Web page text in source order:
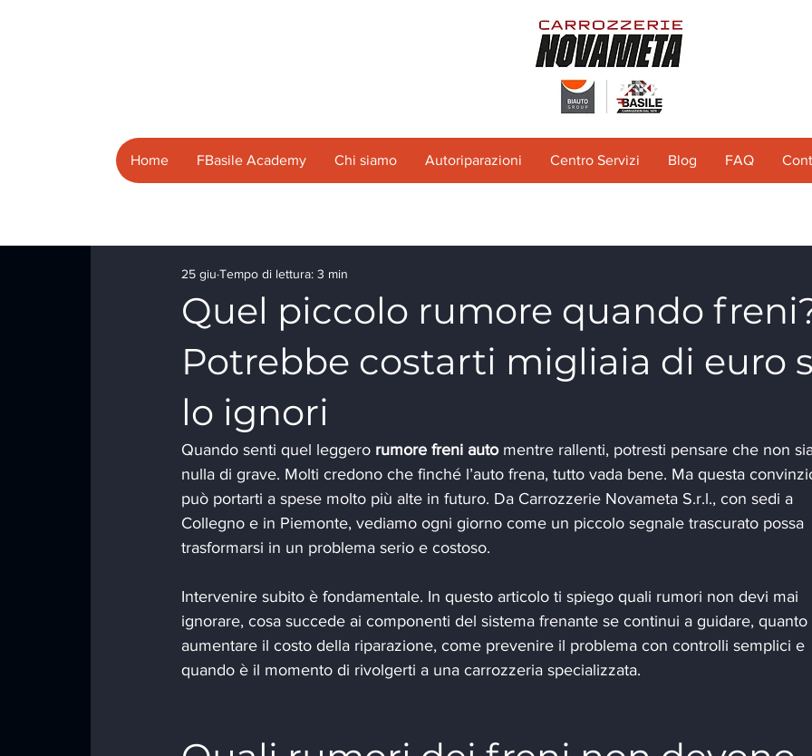
Home FBasile Academy Chi siamo Autoriparazioni Centro Servizi Blog FAQ
Quel piccolo rumore quando
Potrebbe costarti migliaia di euro
lo ignori
25 giu Tempo di lettura: 3 min
Quando senti quel leggero rumore freni auto mentre rallenti, potresti pensare che non
nulla di grave. Molti credono che finché l’auto frena, tutto vada bene. Ma questa
può portarti a spese molto più alte in futuro. Da Carrozzerie Novameta S.r.l., con sedi a
Collegno e in Piemonte, vediamo ogni giorno come un piccolo segnale trascurato possa
trasformarsi in un problema serio e costoso.
Intervenire subito è fondamentale. In questo articolo ti spiego quali rumori non devi mai
ignorare, cosa succede ai componenti del sistema frenante se continui a guidare,
aumentare il costo della riparazione, come prevenire il problema con controlli semplici e
quando è il momento di rivolgerti a una carrozzeria specializzata.